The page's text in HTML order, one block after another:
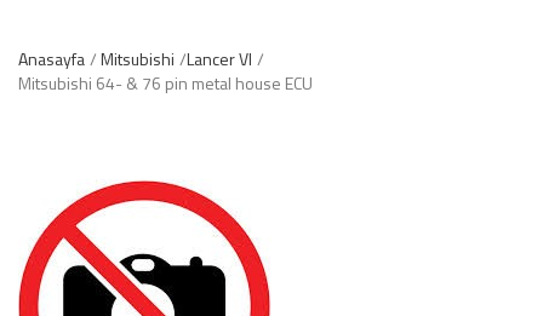
Anasayfa Mitsubishi Lancer VI
Mitsubishi 64- & 76 pin metal house ECU